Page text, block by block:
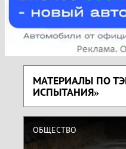
МАТЕРИАЛЫ ПО
ИСПЫТАНИЯ»
ОБЩЕСТВО